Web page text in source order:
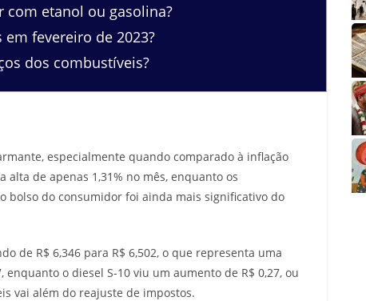
com etanol ou gasolina?
fevereiro de 2023?
dos combustíveis?
especialmente quando comparado à inflação
alta de apenas 1,31% no mês, enquanto os
bolso do consumidor foi ainda mais significativo do
de R$ 6,346 para R$ 6,502, o que representa uma
enquanto o diesel S-10 viu um aumento de R$ 0,27, ou
vai além do reajuste de impostos.